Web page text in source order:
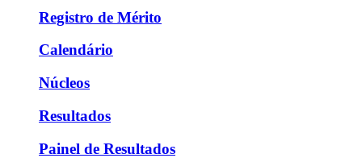
Registro de Mérito
Calendário
Núcleos
Resultados
Painel de Resultados